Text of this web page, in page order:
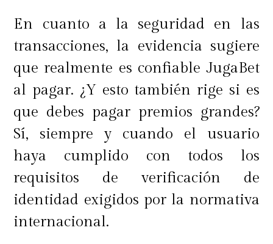
concesiones sin que el rendimiento
se vea comprometido.
Preguntas frecuentes
¿Cómo ahorrar de manera
inteligente?
En cuanto a la seguridad en las
transacciones, la evidencia sugiere
que realmente es confiable JugaBet
al pagar. ¿Y esto también rige si es
que debes pagar premios grandes?
Sí, siempre y cuando el usuario
haya cumplido con todos los
requisitos de verificación de
identidad exigidos por la normativa
internacional.